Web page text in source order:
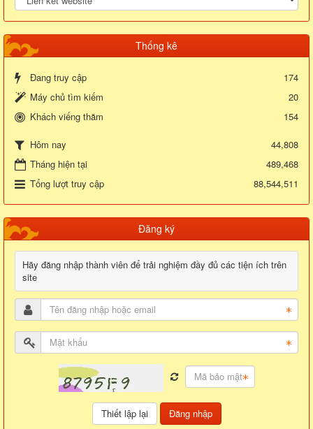
Thống kê
Đang truy cập
174
Máy chủ tìm kiếm
20
Khách viếng thăm
154
Hôm nay
44,808
Tháng hiện tại
489,468
Tổng lượt truy cập
88,544,511
Đăng ký
Hãy đăng nhập thành viên để trải nghiệm đầy đủ các tiện ích trên
site
Đăng nhập